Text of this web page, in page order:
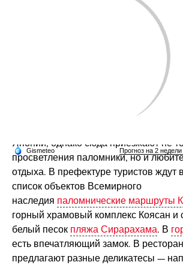
Древний храмовый
Коясан, паломнические
маршруты Кумано-
живописное побережье
Префектура Вакаяма — центр
Японии, однако сюда приезжают не
просветления паломники, но и
отдыха. В префектуре туристов ждут
список объектов Всемирного
наследия паломнические маршруты
горный храмовый комплекс Коясан и
белый песок пляжа Сирарахама. В
есть впечатляющий замок. В
предлагают разные деликатесы —